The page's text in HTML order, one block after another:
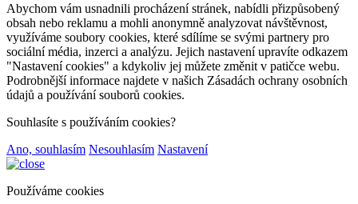
Abychom vám usnadnili procházení stránek, nabídli přizpůsobený
obsah nebo reklamu a mohli anonymně analyzovat návštěvnost,
využíváme soubory cookies, které sdílíme se svými partnery pro
sociální média, inzerci a analýzu. Jejich nastavení upravíte odkazem
"Nastavení cookies" a kdykoliv jej můžete změnit v patičce webu.
Podrobnější informace najdete v našich Zásadách ochrany osobních
údajů a používání souborů cookies.
Souhlasíte s používáním cookies?
Ano, souhlasím Nesouhlasím Nastavení
Používáme cookies